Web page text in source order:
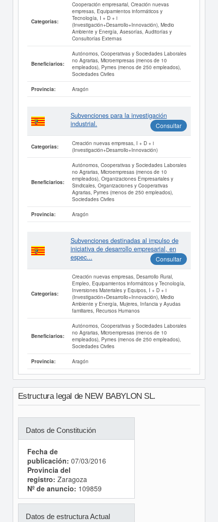
Categorías:
Cooperación empresarial, Creación nuevas
empresas, Equipamientos informáticos y
Tecnología, I + D + i
(Investigación+Desarrollo+Innovación), Medio
Ambiente y Energía, Asesorías, Auditorías y
Consultorías Externas
Beneficiarios:
Autónomos, Cooperativas y Sociedades Laborales
no Agrarias, Microempresas (menos de 10
empleados), Pymes (menos de 250 empleados),
Sociedades Civiles
Provincia: Aragón
Subvenciones para la investigación
industrial.
Consultar
Categorías:
Creación nuevas empresas, I + D + i
(Investigación+Desarrollo+Innovación)
Beneficiarios:
Autónomos, Cooperativas y Sociedades Laborales
no Agrarias, Microempresas (menos de 10
empleados), Organizaciones Empresariales y
Sindicales, Organizaciones y Cooperativas
Agrarias, Pymes (menos de 250 empleados),
Sociedades Civiles
Provincia: Aragón
Subvenciones destinadas al impulso de
iniciativa de desarrollo empresarial, en
espec...
Consultar
Categorías:
Creación nuevas empresas, Desarrollo Rural,
Empleo, Equipamientos informáticos y Tecnología,
Inversiones Materiales y Equipos, I + D + i
(Investigación+Desarrollo+Innovación), Medio
Ambiente y Energía, Mujeres, Infancia y Ayudas
familiares, Recursos Humanos
Beneficiarios:
Autónomos, Cooperativas y Sociedades Laborales
no Agrarias, Microempresas (menos de 10
empleados), Pymes (menos de 250 empleados),
Sociedades Civiles
Provincia: Aragón
Estructura legal de NEW BABYLON SL.
Datos de Constitución
Fecha de
publicación: 07/03/2016
Provincia del
registro: Zaragoza
Nº de anuncio: 109859
Datos de estructura Actual